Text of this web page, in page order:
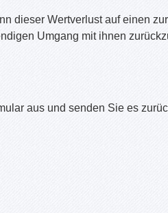
dieser Wertverlust auf einen
Umgang mit ihnen
aus und senden Sie es